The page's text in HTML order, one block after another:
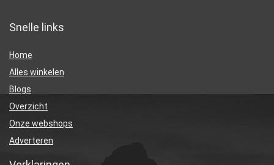
Snelle links
Home
Alles winkelen
Blogs
Overzicht
Onze webshops
Adverteren